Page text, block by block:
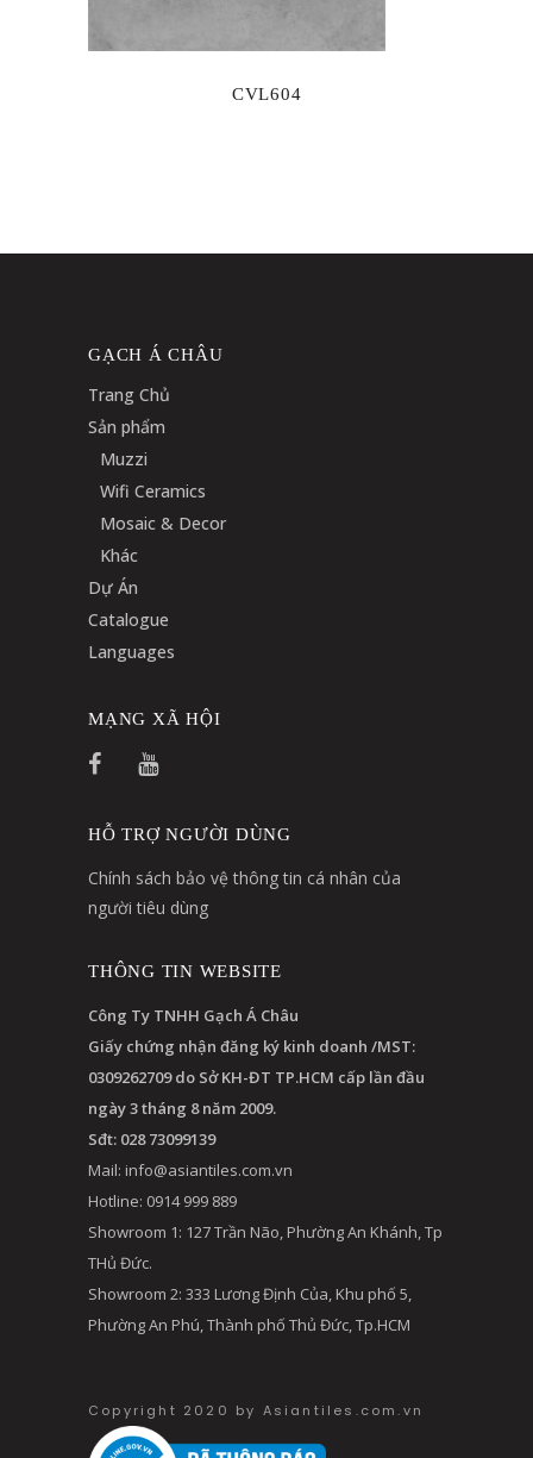
CVL604
GẠCH Á CHÂU
Trang Chủ
Sản phẩm
Muzzi
Wifi Ceramics
Mosaic & Decor
Khác
Dự Án
Catalogue
Languages
MẠNG XÃ HỘI
HỖ TRỢ NGƯỜI DÙNG
Chính sách bảo vệ thông tin cá nhân của
người tiêu dùng
THÔNG TIN WEBSITE
Công Ty TNHH Gạch Á Châu
Giấy chứng nhận đăng ký kinh doanh /MST:
0309262709 do Sở KH-ĐT TP.HCM cấp lần đầu
ngày 3 tháng 8 năm 2009.
Sđt: 028 73099139
Mail: info@asiantiles.com.vn
Hotline: 0914 999 889
Showroom 1: 127 Trần Não, Phường An Khánh, Tp
THủ Đức.
Showroom 2: 333 Lương Định Của, Khu phố 5,
Phường An Phú, Thành phố Thủ Đức, Tp.HCM
Copyright 2020 by Asiantiles.com.vn